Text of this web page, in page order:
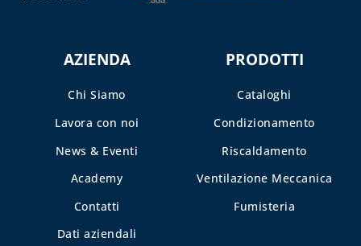
CONTATORI GAS
CASSETTE PER
ELETTRICI
CASSETTE PER
INTERCETTAZIONE
CAPITOLO 08
AZIENDA
Chi Siamo
Lavora con noi
News & Eventi
Academy
Contatti
Dati aziendali
PRODOTTI
Cataloghi
Condizionamento
Riscaldamento
Ventilazione Meccanica
Fumisteria